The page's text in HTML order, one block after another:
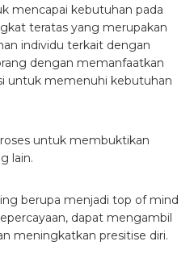
mencapai kebutuhan pada
teratas yang merupakan
individu terkait dengan
dengan memanfaatkan
untuk memenuhi kebutuhan
untuk membuktikan
lain.
berupa menjadi top of mind
dapat mengambil
meningkatkan presitise diri.